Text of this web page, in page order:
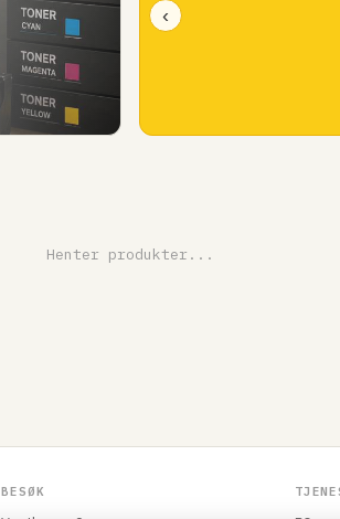
‹
Henter produkter...
BESØK